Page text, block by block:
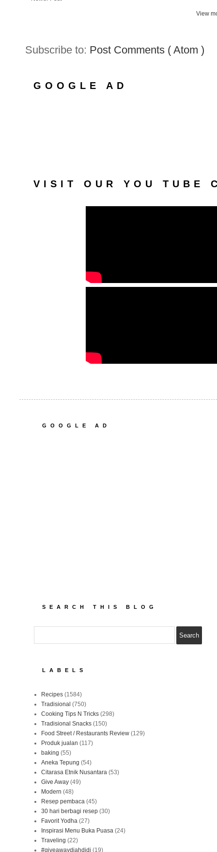
View
Subscribe to: Post Comments ( Atom )
GOOGLE AD
VISIT OUR YOU TUBE
GOOGLE AD
SEARCH THIS BLOG
LABELS
Recipes (1584)
Tradisional (750)
Cooking Tips N Tricks (298)
Tradisional Snacks (150)
Food Street / Restaurants Review (129)
Produk jualan (117)
baking (55)
Aneka Tepung (54)
Citarasa Etnik Nusantara (53)
Give Away (49)
Modern (48)
Resep pembaca (45)
30 hari berbagi resep (30)
Favorit Yodha (27)
Inspirasi Menu Buka Puasa (24)
Traveling (22)
#giveawaydiahdidi (19)